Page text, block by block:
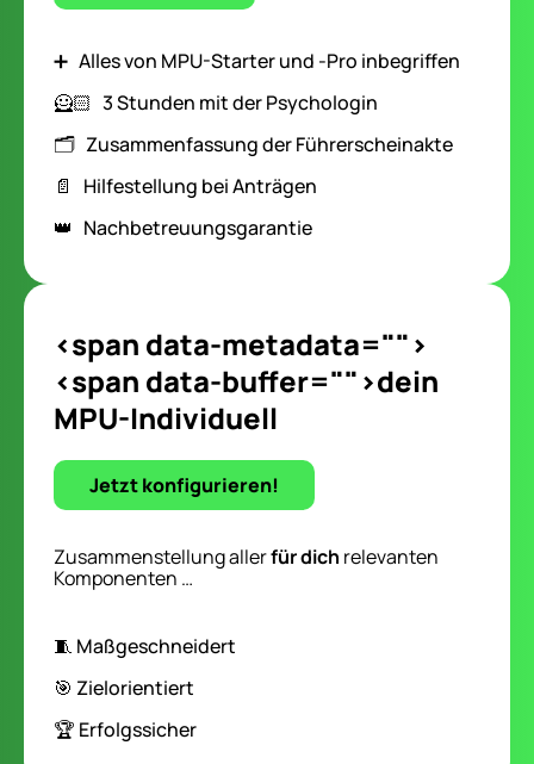
➕ Alles von MPU-Starter und -Pro inbegriffen
🦸🏻‍️ 3 Stunden mit der Psychologin
🗂️ Zusammenfassung der Führerscheinakte
📄 Hilfestellung bei Anträgen
👑 Nachbetreuungsgarantie
<span data-metadata="">
<span data-buffer="">dein
MPU-Individuell
Jetzt konfigurieren!
Zusammenstellung allerfür dich relevanten
Komponenten …
🧵 Maßgeschneidert
🎯 Zielorientiert
🏆 Erfolgssicher